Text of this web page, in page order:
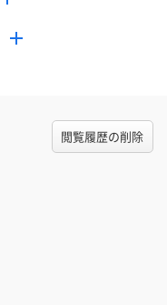
閲覧履歴の削除